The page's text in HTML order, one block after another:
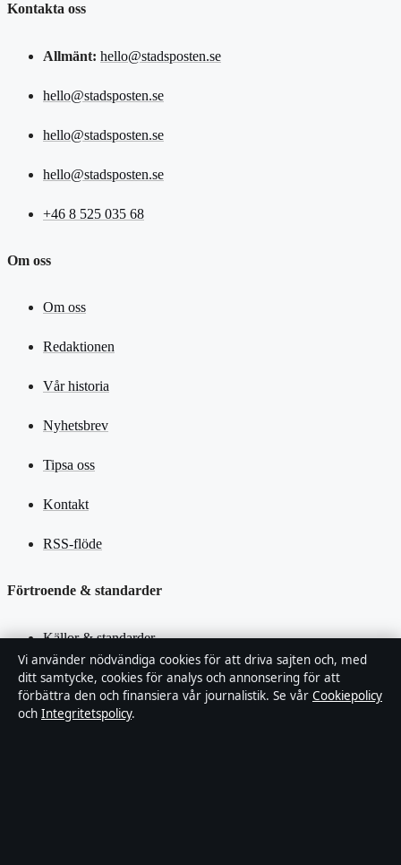
Kontakta oss
Allmänt: hello@stadsposten.se
hello@stadsposten.se
hello@stadsposten.se
hello@stadsposten.se
+46 8 525 035 68
Om oss
Om oss
Redaktionen
Vår historia
Nyhetsbrev
Tipsa oss
Kontakt
RSS-flöde
Förtroende & standarder
Källor & standarder
Redaktionell policy
Rättelsepolicy
Vi använder nödvändiga cookies för att driva sajten och, med
ditt samtycke, cookies för analys och annonsering för att
förbättra den och finansiera vår journalistik. Se vår Cookiepolicy
och Integritetspolicy.